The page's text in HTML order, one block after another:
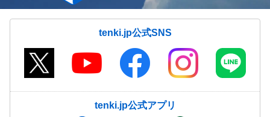
tenki.jp公式SNS
tenki.jp公式アプリ